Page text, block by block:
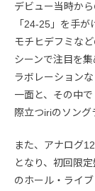
デビュー当時か
「24-25」を手
モチヒデフミな
シーンで注目を
ラボレーション
一面と、その中で
際立つiriのソング
また、アナログ
となり、初回限
のホール・ライ